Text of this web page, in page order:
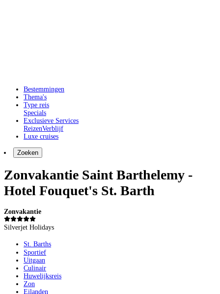
Bestemmingen
Thema's
Type reis
Specials
Exclusieve Services
ReizenVerblijf
Luxe cruises
Zoeken
Zonvakantie Saint Barthelemy -
Hotel Fouquet's St. Barth
Zonvakantie
Silverjet Holidays
St. Barths
Sportief
Uitgaan
Culinair
Huwelijksreis
Zon
Eilanden